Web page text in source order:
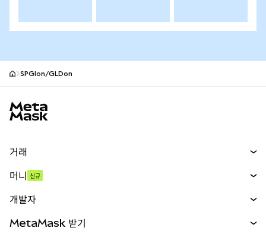
SPGIon/GLDon
거래
무기한 선물
실물자산
머니 신규
개발자
MetaMask 받기